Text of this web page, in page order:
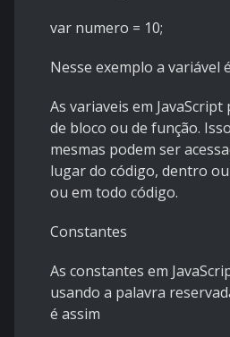
var numero = 10;
Nesse exemplo a variável
As variaveis em
de bloco ou de função.
mesmas podem ser
lugar do código, dentro
ou em todo código.
Constantes
As constantes em
usando a palavra
é assim